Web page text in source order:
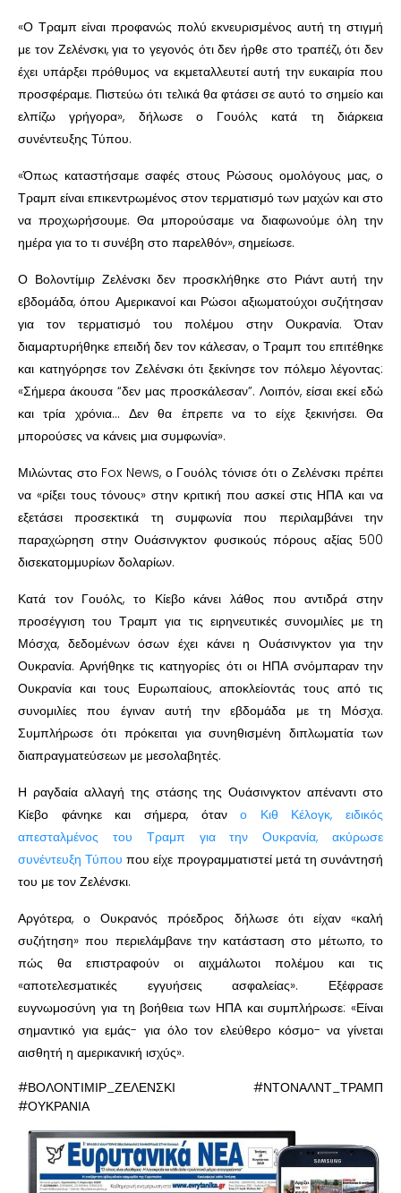
«Ο Τραμπ είναι προφανώς πολύ εκνευρισμένος αυτή τη στιγμή
με τον Ζελένσκι, για το γεγονός ότι δεν ήρθε στο τραπέζι, ότι δεν
έχει υπάρξει πρόθυμος να εκμεταλλευτεί αυτή την ευκαιρία που
προσφέραμε. Πιστεύω ότι τελικά θα φτάσει σε αυτό το σημείο και
ελπίζω γρήγορα», δήλωσε ο Γουόλς κατά τη διάρκεια
συνέντευξης Τύπου.
«Όπως καταστήσαμε σαφές στους Ρώσους ομολόγους μας, ο
Τραμπ είναι επικεντρωμένος στον τερματισμό των μαχών και στο
να προχωρήσουμε. Θα μπορούσαμε να διαφωνούμε όλη την
ημέρα για το τι συνέβη στο παρελθόν», σημείωσε.
Ο Βολοντίμιρ Ζελένσκι δεν προσκλήθηκε στο Ριάντ αυτή την
εβδομάδα, όπου Αμερικανοί και Ρώσοι αξιωματούχοι συζήτησαν
για τον τερματισμό του πολέμου στην Ουκρανία. Όταν
διαμαρτυρήθηκε επειδή δεν τον κάλεσαν, ο Τραμπ του επιτέθηκε
και κατηγόρησε τον Ζελένσκι ότι ξεκίνησε τον πόλεμο λέγοντας:
«Σήμερα άκουσα “δεν μας προσκάλεσαν”. Λοιπόν, είσαι εκεί εδώ
και τρία χρόνια… Δεν θα έπρεπε να το είχε ξεκινήσει. Θα
μπορούσες να κάνεις μια συμφωνία».
Μιλώντας στο Fox News, ο Γουόλς τόνισε ότι ο Ζελένσκι πρέπει
να «ρίξει τους τόνους» στην κριτική που ασκεί στις ΗΠΑ και να
εξετάσει προσεκτικά τη συμφωνία που περιλαμβάνει την
παραχώρηση στην Ουάσινγκτον φυσικούς πόρους αξίας 500
δισεκατομμυρίων δολαρίων.
Κατά τον Γουόλς, το Κίεβο κάνει λάθος που αντιδρά στην
προσέγγιση του Τραμπ για τις ειρηνευτικές συνομιλίες με τη
Μόσχα, δεδομένων όσων έχει κάνει η Ουάσινγκτον για την
Ουκρανία. Αρνήθηκε τις κατηγορίες ότι οι ΗΠΑ σνόμπαραν την
Ουκρανία και τους Ευρωπαίους, αποκλείοντάς τους από τις
συνομιλίες που έγιναν αυτή την εβδομάδα με τη Μόσχα.
Συμπλήρωσε ότι πρόκειται για συνηθισμένη διπλωματία των
διαπραγματεύσεων με μεσολαβητές.
Η ραγδαία αλλαγή της στάσης της Ουάσινγκτον απέναντι στο
Κίεβο φάνηκε και σήμερα, ότανο Κιθ Κέλογκ, ειδικός
απεσταλμένος του Τραμπ για την Ουκρανία, ακύρωσε
συνέντευξη Τύπου που είχε προγραμματιστεί μετά τη συνάντησή
του με τον Ζελένσκι.
Αργότερα, ο Ουκρανός πρόεδρος δήλωσε ότι είχαν «καλή
συζήτηση» που περιελάμβανε την κατάσταση στο μέτωπο, το
πώς θα επιστραφούν οι αιχμάλωτοι πολέμου και τις
«αποτελεσματικές εγγυήσεις ασφαλείας». Εξέφρασε
ευγνωμοσύνη για τη βοήθεια των ΗΠΑ και συμπλήρωσε: «Είναι
σημαντικό για εμάς- για όλο τον ελεύθερο κόσμο- να γίνεται
αισθητή η αμερικανική ισχύς».
#ΒΟΛΟΝΤΙΜΙΡ_ΖΕΛΕΝΣΚΙ #ΝΤΟΝΑΛΝΤ_ΤΡΑΜΠ
#ΟΥΚΡΑΝΙΑ